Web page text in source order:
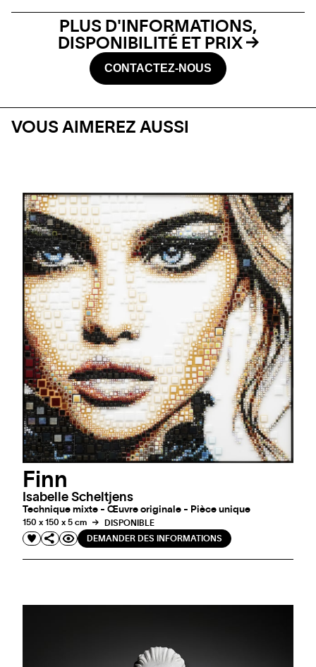
PLUS D'INFORMATIONS,
DISPONIBILITÉ ET PRIX
CONTACTEZ-NOUS
VOUS AIMEREZ AUSSI
Finn
Isabelle Scheltjens
Technique mixte - Œuvre originale - Pièce unique
150 x 150 x 5 cm
DISPONIBLE
DEMANDER DES INFORMATIONS